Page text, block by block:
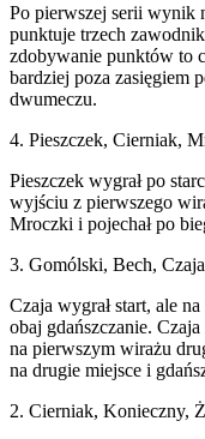
Po pierwszej serii wynik
punktuje trzech
zdobywanie punktów to
bardziej poza zasięgiem
dwumeczu.
4. Pieszczek, Cierniak,
Pieszczek wygrał po
wyjściu z pierwszego
Mroczki i pojechał po
3. Gomólski, Bech,
Czaja wygrał start, ale
obaj gdańszczanie.
na pierwszym wirażu
na drugie miejsce i
2. Cierniak, Konieczny,